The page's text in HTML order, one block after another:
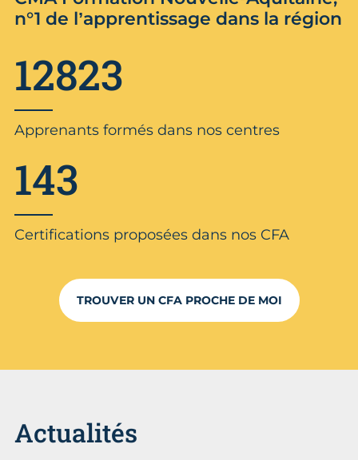
n°1 de l’apprentissage dans la région
12823
Apprenants formés dans nos centres
143
Certifications proposées dans nos CFA
TROUVER UN CFA PROCHE DE MOI
Actualités